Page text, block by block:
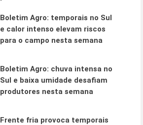
Boletim Agro: temporais no Sul
e calor intenso elevam riscos
para o campo nesta semana
Boletim Agro: chuva intensa no
Sul e baixa umidade desafiam
produtores nesta semana
Frente fria provoca temporais